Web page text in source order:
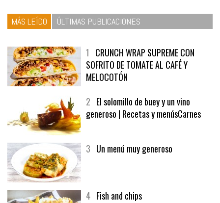
MÁS LEÍDO ÚLTIMAS PUBLICACIONES
1 CRUNCH WRAP SUPREME CON
SOFRITO DE TOMATE AL CAFÉ Y
MELOCOTÓN
2 El solomillo de buey y un vino
generoso | Recetas y menúsCarnes
3 Un menú muy generoso
4 Fish and chips